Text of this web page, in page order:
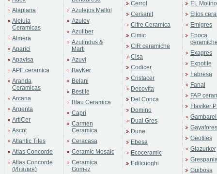
Alaplana
Aleluia
Ceramicas
Almera
Aparici
Apavisa
APE ceramica
Aranda
Ceramicas
Arcana
Argenta
ArtiCer
Ascot
Atlantic Tiles
Atlas Concorde
Atlas Concorde
(Италия)
Azulejos Mallol
Azulev
Azuliber
Azulindus &
Marti
Azuvi
BayKer
Belani
Bestile
Blau Ceramica
Capri
Carmen
Ceramica
Ceracasa
Ceramic Mosaic
Ceramica
Gomez
Cerrol
Cersanit
Cifre Ceramica
Cimic
CIR ceramiche
Cisa
Codicer
Cristacer
Decovita
Del Conca
Domino
Dual Gres
Dune
Ebesa
Ecoceramic
Edilcuoghi
EL Molino
Elios
Emigres
Epoca
Exagres
Expotile
Fabresa
Fanal
FAP
Flaviker
Gayafores
Geotiles
Glazurker
Guibosa